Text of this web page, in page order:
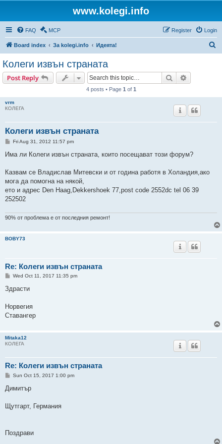
www.kolegi.info
FAQ MCP Login
Register
Board index За kolegi.info Идеята!
Колеги извън страната
Post Reply Search
4 posts • Page 1 of 1
vrm
КОЛЕГА
Колеги извън страната
P
s
Fri Aug 31, 2012 11:57 pm
Има ли Колеги извън страната, които посещават този форум?
Казвам се Владислав Митевски и от година работя в Холандия,ако
мога да помогна на някой,
ето и адрес Den Haag,Dekkershoek 77,post code 2552dc tel 06 39
252502
90% от проблема е от последния ремонт!
BOBY73
Re: Колеги извън страната
P
s
t
Wed Oct 11, 2017 11:35 pm
Здрасти
Норвегия
Ставангер
Mitaka12
КОЛЕГА
Re: Колеги извън страната
P
s
Sun Oct 15, 2017 1:00 pm
Димитър
Щутгарт, Германия
Поздрави